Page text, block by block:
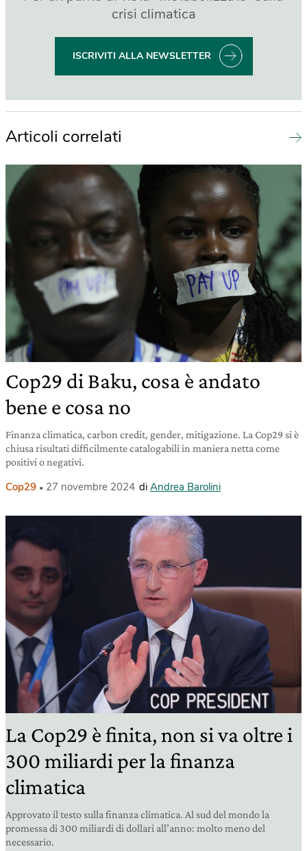
crisi climatica
ISCRIVITI ALLA NEWSLETTER
Articoli correlati
Cop29 di Baku, cosa è andato
bene e cosa no
Finanza climatica, carbon credit, gender, mitigazione. La Cop29 si è
chiusa risultati difficilmente catalogabili in maniera netta come
positivi o negativi.
Cop29 27 novembre 2024 di Andrea Barolini
La Cop29 è finita, non si va oltre i
300 miliardi per la finanza
climatica
Approvato il testo sulla finanza climatica. Al sud del mondo la
promessa di 300 miliardi di dollari all’anno: molto meno del
necessario.